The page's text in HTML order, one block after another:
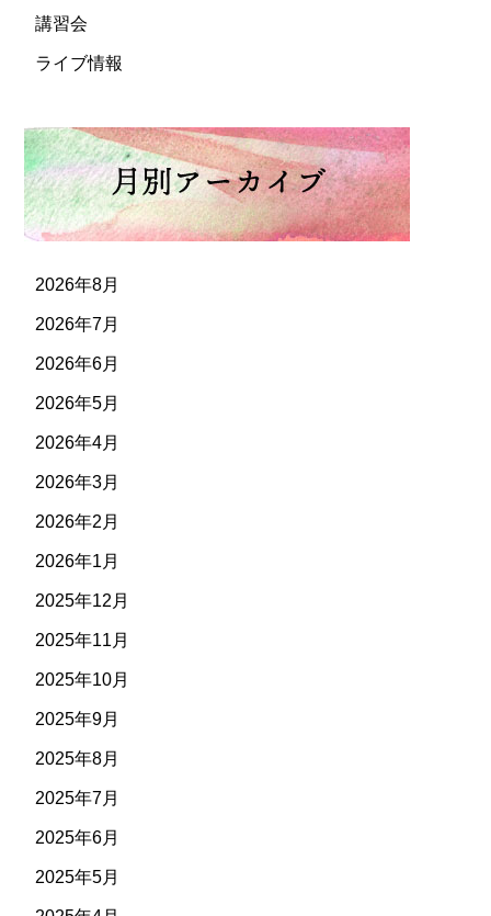
講習会
ライブ情報
2026年8月
2026年7月
2026年6月
2026年5月
2026年4月
2026年3月
2026年2月
2026年1月
2025年12月
2025年11月
2025年10月
2025年9月
2025年8月
2025年7月
2025年6月
2025年5月